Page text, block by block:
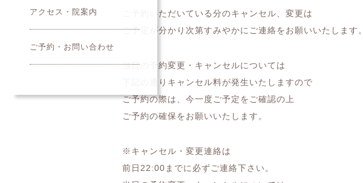
アクセス・院案内
ご予約・お問い合わせ
ご予約いただいている分のキャンセル、変更は
ご予定が分かり次第すみやかにご連絡をお願いいたします。
当日の予約変更・キャンセルについては
下記の通りキャンセル料が発生いたしますので
ご予約の際は、今一度ご予定をご確認の上
ご予約の確保をお願いいたします。
※キャンセル・変更連絡は
前日22:00までに必ずご連絡下さい。